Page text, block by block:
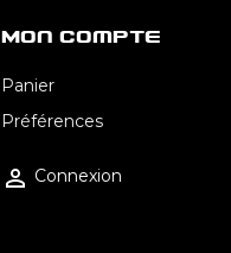
Mon Compte
Panier
Préférences
 Connexion